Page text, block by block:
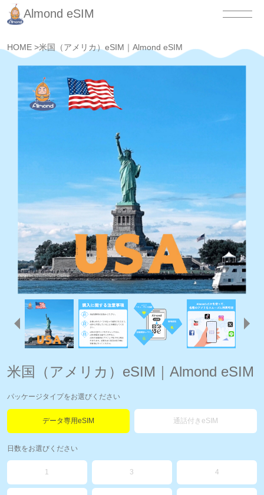
Almond eSIM
HOME >米国（アメリカ）eSIM｜Almond eSIM
米国（アメリカ）eSIM｜Almond eSIM
パッケージタイプをお選びください
データ専用eSIM 通話付きeSIM
日数をお選びください
1 3 4